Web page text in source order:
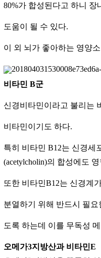
80%가 합성된다고 하니 장
도움이 될 수 있다.
이 외 뇌가 좋아하는 영양
비타민 B군
신경비타민이라고 불리는
비타민이기도 하다.
특히 비타민 B12는 신경세
(acetylcholin)의 합성에도
또한 비타민B12는 신경계
분열하기 위해 반드시 필
도록 하는데 이를 무독성
오메가3지방산과 비타민E